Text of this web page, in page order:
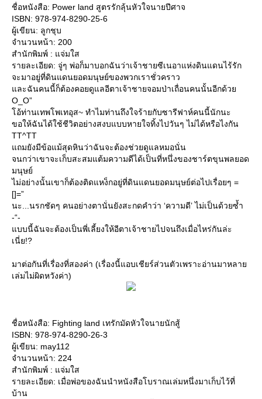
ชื่อหนังสือ: Power land สูตรรักลุ้นหัวใจนายปีศาจ
ISBN: 978-974-8290-25-6
ผู้เขียน: ลูกชุบ
จำนวนหน้า: 200
สำนักพิมพ์ : แจ่มใส
รายละเอียด: จู่ๆ พ่อก็มาบอกฉันว่าเจ้าชายซีเนอาแห่งดินแดนไร้รัก
จะมาอยู่ที่ดินแดนยอดมนุษย์ของพวกเราชั่วคราว
และฉันคนนี้ก็ต้องคอยดูแลอีตาเจ้าชายจอมป่าเถื่อนคนนั้นอีกด้วย
O_O”
โอ้ท่านเทพโพเทอุส~ ทำไมท่านถึงใจร้ายกับซารีฟาห์คนนี้นักนะ
ขอให้ฉันได้ใช้ชีวิตอย่างสงบแบบหายใจทิ้งไปวันๆ ไม่ได้หรือไงกัน
TT^TT
แถมยังมีข้อแม้สุดหินว่าฉันจะต้องช่วยดูแลหมอนั่น
จนกว่าเขาจะเก็บสะสมแต้มความดีได้เป็นที่หนึ่งของชาร์ตขุนพลยอด
มนุษย์
ไม่อย่างนั้นเขาก็ต้องติดแหง็กอยู่ที่ดินแดนยอดมนุษย์ต่อไปเรื่อยๆ =
[]=”
นะ...นรกชัดๆ คนอย่างตานั่นยังสะกดคำว่า ‘ความดี’ ไม่เป็นด้วยซ้ำ
-“-
แบบนี้ฉันจะต้องเป็นพี่เลี้ยงให้อีตาเจ้าชายไปจนถึงเมื่อไหร่กันล่ะ
เนี่ย!?
มาต่อกันที่เรื่องที่สองค่า (เรื่องนี้แอบเชียร์ส่วนตัวเพราะอ่านมาหลาย
เล่มไม่ผิดหวังค่า)
ชื่อหนังสือ: Fighting land เทรักมัดหัวใจนายนักสู้
ISBN: 978-974-8290-26-3
ผู้เขียน: may112
จำนวนหน้า: 224
สำนักพิมพ์ : แจ่มใส
รายละเอียด: เมื่อพ่อของฉันนำหนังสือโบราณเล่มหนึ่งมาเก็บไว้ที่
บ้าน